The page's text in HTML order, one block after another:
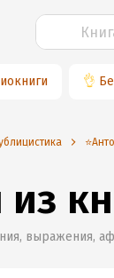
👌
выражения,